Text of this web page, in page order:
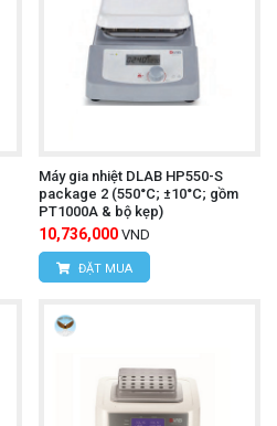
Máy gia nhiệt DLAB HP550-S
package 2 (550°C; ±10°C; gồm
PT1000A & bộ kẹp)
10,736,000 VND
ĐẶT MUA